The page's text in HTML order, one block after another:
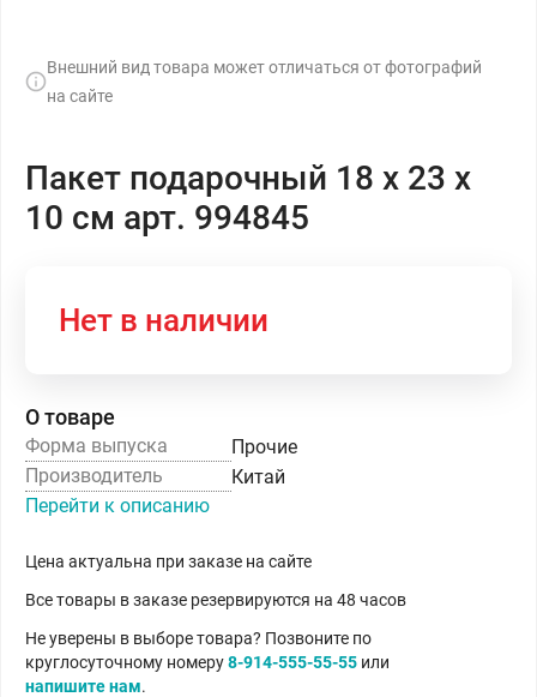
Внешний вид товара может отличаться от фотографий
на сайте
Пакет подарочный 18 х 23 х
10 см арт. 994845
Нет в наличии
О товаре
Форма выпуска
Прочие
Производитель
Китай
Перейти к описанию
Цена актуальна при заказе на сайте
Все товары в заказе резервируются на 48 часов
Не уверены в выборе товара? Позвоните по
круглосуточному номеру8-914-555-55-55 или
напишите нам.